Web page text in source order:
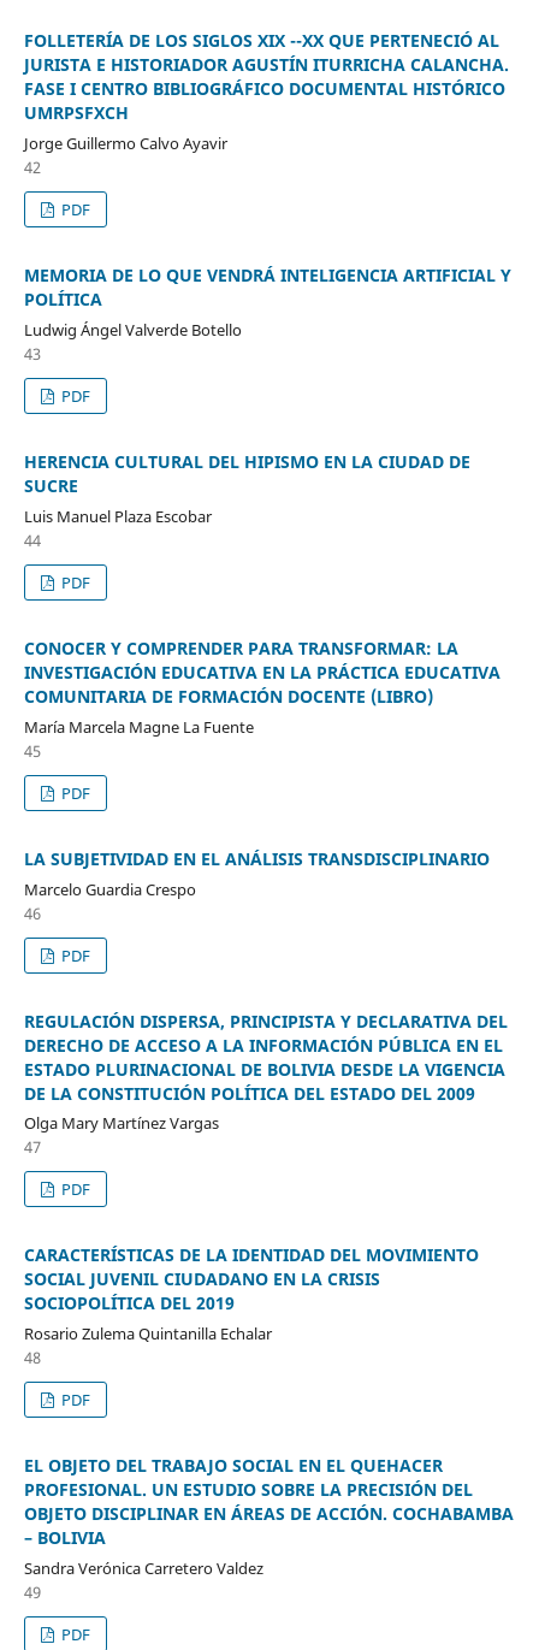
FOLLETERÍA DE LOS SIGLOS XIX --XX QUE PERTENECIÓ AL
JURISTA E HISTORIADOR AGUSTÍN ITURRICHA CALANCHA.
FASE I CENTRO BIBLIOGRÁFICO DOCUMENTAL HISTÓRICO
UMRPSFXCH
Jorge Guillermo Calvo Ayavir
42
PDF
MEMORIA DE LO QUE VENDRÁ INTELIGENCIA ARTIFICIAL Y
POLÍTICA
Ludwig Ángel Valverde Botello
43
PDF
HERENCIA CULTURAL DEL HIPISMO EN LA CIUDAD DE
SUCRE
Luis Manuel Plaza Escobar
44
PDF
CONOCER Y COMPRENDER PARA TRANSFORMAR: LA
INVESTIGACIÓN EDUCATIVA EN LA PRÁCTICA EDUCATIVA
COMUNITARIA DE FORMACIÓN DOCENTE (LIBRO)
María Marcela Magne La Fuente
45
PDF
LA SUBJETIVIDAD EN EL ANÁLISIS TRANSDISCIPLINARIO
Marcelo Guardia Crespo
46
PDF
REGULACIÓN DISPERSA, PRINCIPISTA Y DECLARATIVA DEL
DERECHO DE ACCESO A LA INFORMACIÓN PÚBLICA EN EL
ESTADO PLURINACIONAL DE BOLIVIA DESDE LA VIGENCIA
DE LA CONSTITUCIÓN POLÍTICA DEL ESTADO DEL 2009
Olga Mary Martínez Vargas
47
PDF
CARACTERÍSTICAS DE LA IDENTIDAD DEL MOVIMIENTO
SOCIAL JUVENIL CIUDADANO EN LA CRISIS
SOCIOPOLÍTICA DEL 2019
Rosario Zulema Quintanilla Echalar
48
PDF
EL OBJETO DEL TRABAJO SOCIAL EN EL QUEHACER
PROFESIONAL. UN ESTUDIO SOBRE LA PRECISIÓN DEL
OBJETO DISCIPLINAR EN ÁREAS DE ACCIÓN. COCHABAMBA
– BOLIVIA
Sandra Verónica Carretero Valdez
49
PDF